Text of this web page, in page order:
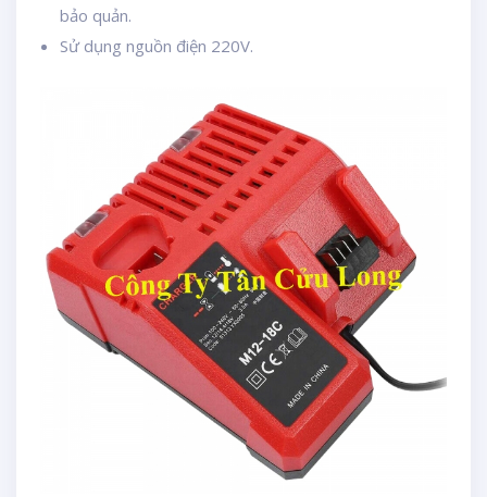
bảo quản.
Sử dụng nguồn điện 220V.